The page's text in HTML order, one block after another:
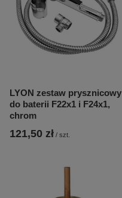
LYON zestaw prysznicowy
do baterii F22x1 i F24x1,
chrom
121,50 zł / szt.